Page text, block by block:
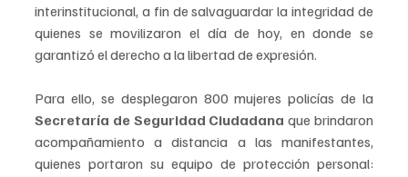
interinstitucional, a fin de salvaguardar la integridad de
quienes se movilizaron el día de hoy, en donde se
garantizó el derecho a la libertad de expresión.
Secretaría de Seguridad Ciudadana que brindaron
acompañamiento a distancia a las manifestantes,
quienes portaron su equipo de protección personal: